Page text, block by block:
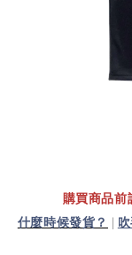
購買商品前
什麼時候發貨？